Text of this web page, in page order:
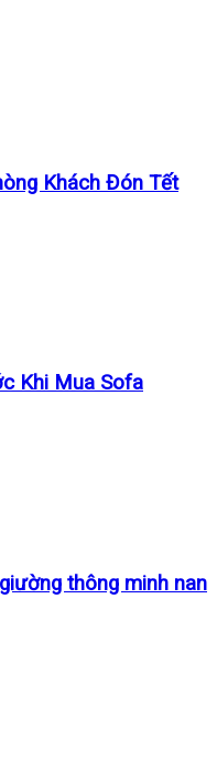
Khách Đón Tết
Khi Mua Sofa
thông minh nan